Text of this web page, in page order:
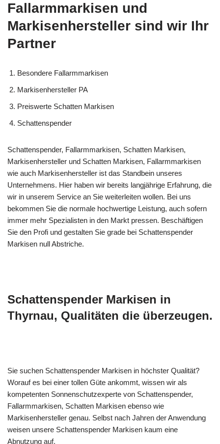
Fallarmmarkisen und
Markisenhersteller sind wir Ihr
Partner
Besondere Fallarmmarkisen
Markisenhersteller PA
Preiswerte Schatten Markisen
Schattenspender
Schattenspender, Fallarmmarkisen, Schatten Markisen,
Markisenhersteller und Schatten Markisen, Fallarmmarkisen
wie auch Markisenhersteller ist das Standbein unseres
Unternehmens. Hier haben wir bereits langjährige Erfahrung, die
wir in unserem Service an Sie weiterleiten wollen. Bei uns
bekommen Sie die normale hochwertige Leistung, auch sofern
immer mehr Spezialisten in den Markt pressen. Beschäftigen
Sie den Profi und gestalten Sie grade bei Schattenspender
Markisen null Abstriche.
Schattenspender Markisen in
Thyrnau, Qualitäten die überzeugen.
Sie suchen Schattenspender Markisen in höchster Qualität?
Worauf es bei einer tollen Güte ankommt, wissen wir als
kompetenten Sonnenschutzexperte von Schattenspender,
Fallarmmarkisen, Schatten Markisen ebenso wie
Markisenhersteller genau. Selbst nach Jahren der Anwendung
weisen unsere Schattenspender Markisen kaum eine
Abnutzung auf.